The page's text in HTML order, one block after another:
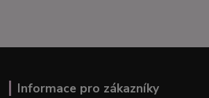
Informace pro zákazníky